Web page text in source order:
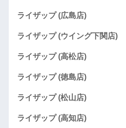
ライザップ (広島店)
ライザップ (ウイング下関店)
ライザップ (高松店)
ライザップ (徳島店)
ライザップ (松山店)
ライザップ (高知店)